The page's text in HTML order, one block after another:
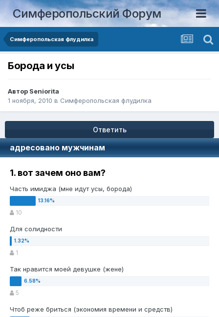
Симферопольский Форум
Симферопольская флудилка
Борода и усы
Автор Seniorita
1 ноября, 2010 в Симферопольская флудилка
Ответить
адресовано мужчинам
1. вот зачем оно вам?
Часть имиджа (мне идут усы, борода)
10
Для солидности
1
Так нравится моей девушке (жене)
5
Чтоб реже бриться (экономия времени и средств)